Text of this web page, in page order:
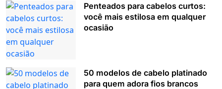
Penteados para cabelos curtos:
você mais estilosa em qualquer
ocasião
50 modelos de cabelo platinado
para quem adora fios brancos